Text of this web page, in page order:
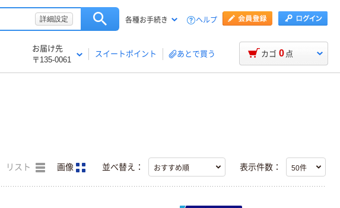
詳細設定 各種お手続き ヘルプ
お届け先
〒135-0061
スイートポイント あとで買う カゴ 0 点
リスト 画像 並べ替え： 表示件数：